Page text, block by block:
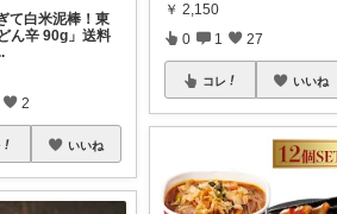
て白米泥棒！東
ん辛 90g」送料
2
いいね
￥ 2,150
0 1 27
コレ いいね